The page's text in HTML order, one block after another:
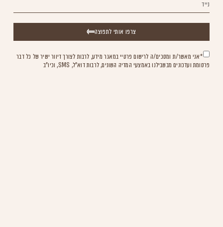
*אני מאשר/ת ומסכים/ה לרישום פרטיי במאגר מידע, לרבות לצורך דיוור ישיר של כל דבר
פרסומת ועדכונים מבשבילנו באמצעי המדיה השונים, לרבות דוא"ל, SMS, וכיו"ב
צרפו אותי לתפוצה